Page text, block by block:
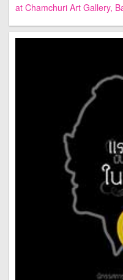
at Chamchuri Art Gallery,